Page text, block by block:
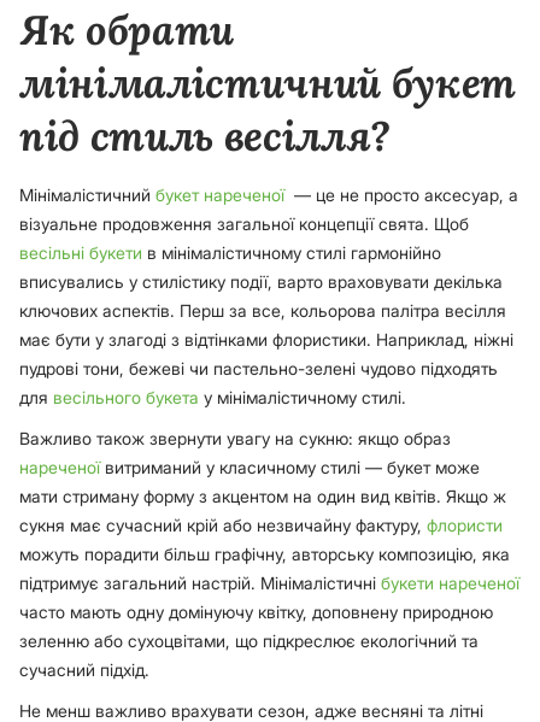
Як обрати
мінімалістичний букет
під стиль весілля?
Мінімалістичний букет нареченої— це не просто аксесуар, а
візуальне продовження загальної концепції свята. Щоб
весільні букети в мінімалістичному стилі гармонійно
вписувались у стилістику події, варто враховувати декілька
ключових аспектів. Перш за все, кольорова палітра весілля
має бути у злагоді з відтінками флористики. Наприклад, ніжні
пудрові тони, бежеві чи пастельно-зелені чудово підходять
для весільного букета у мінімалістичному стилі.
Важливо також звернути увагу на сукню: якщо образ
нареченоївитриманий у класичному стилі — букет може
мати стриману форму з акцентом на один вид квітів. Якщо ж
сукня має сучасний крій або незвичайну фактуру, флористи
можуть порадити більш графічну, авторську композицію, яка
підтримує загальний настрій. Мінімалістичні букети нареченої
часто мають одну домінуючу квітку, доповнену природною
зеленню або сухоцвітами, що підкреслює екологічний та
сучасний підхід.
Не менш важливо врахувати сезон, адже весняні та літні